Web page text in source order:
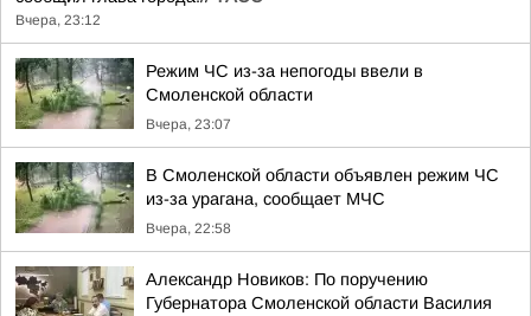
Вчера, 23:12
Режим ЧС из-за непогоды ввели в
Смоленской области
Вчера, 23:07
В Смоленской области объявлен режим ЧС
из-за урагана, сообщает МЧС
Вчера, 22:58
Александр Новиков: По поручению
Губернатора Смоленской области Василия